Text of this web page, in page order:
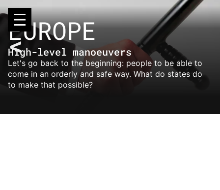
to
content
EUROPE
High-level manoeuvers
Let's go back to the beginning: people to be able to
come in an orderly and safe way. What do states do
to make that possible?